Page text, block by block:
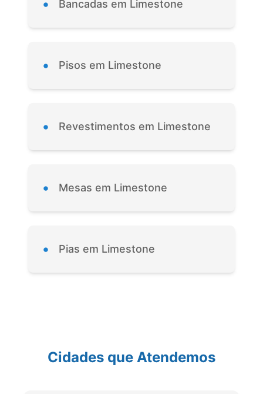
• Bancadas em Limestone
• Pisos em Limestone
• Revestimentos em Limestone
• Mesas em Limestone
• Pias em Limestone
Cidades que Atendemos